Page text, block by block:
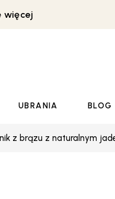
więcej
UBRANIA BLOG
z brązu z naturalnym